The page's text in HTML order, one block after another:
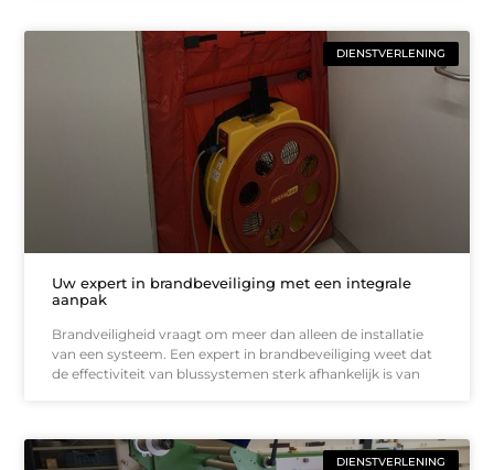
DIENSTVERLENING
Uw expert in brandbeveiliging met een integrale
aanpak
Brandveiligheid vraagt om meer dan alleen de installatie
van een systeem. Een expert in brandbeveiliging weet dat
de effectiviteit van blussystemen sterk afhankelijk is van
DIENSTVERLENING